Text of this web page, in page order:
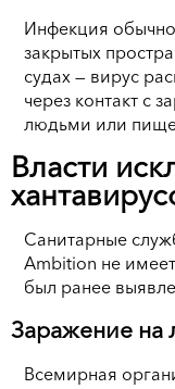
Инфекция
закрытых
судах — вирус
через контакт с
людьми или
Власти
Санитарные
Ambition не
был ранее
Заражение на
Всемирная